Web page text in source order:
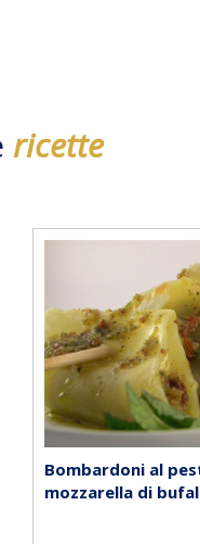
ricette
Bombardoni al
mozzarella di